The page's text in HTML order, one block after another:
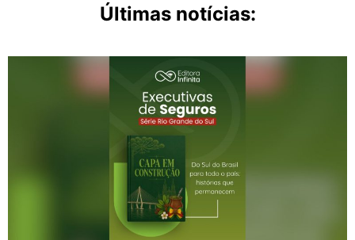
Últimas notícias: